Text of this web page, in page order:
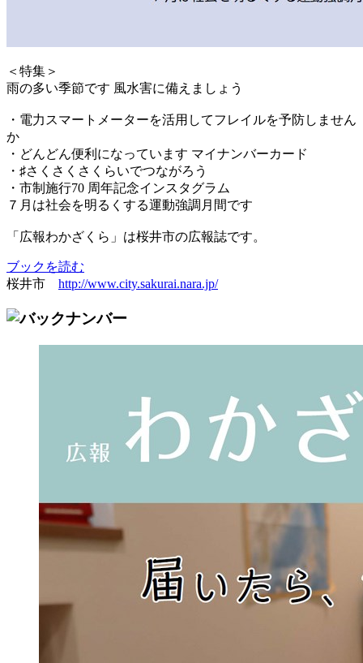
＜特集＞
雨の多い季節です 風水害に備えましょう
・電力スマートメーターを活用してフレイルを予防しません
か
・どんどん便利になっています マイナンバーカード
・♯さくさくさくらいでつながろう
・市制施行70 周年記念インスタグラム
７月は社会を明るくする運動強調月間です
「広報わかざくら」は桜井市の広報誌です。
ブックを読む
桜井市 http://www.city.sakurai.nara.jp/